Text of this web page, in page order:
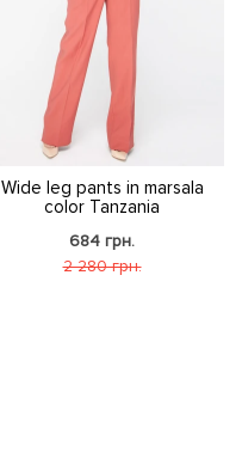
Wide leg pants in marsala
color Tanzania
684 грн.
2 280 грн.